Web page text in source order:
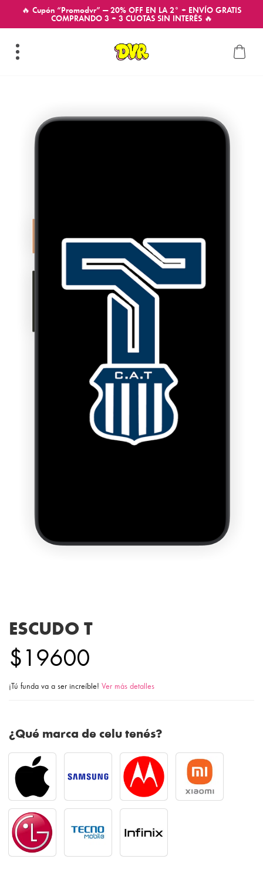
🔥 Cupón “Promodvr” — 20% OFF EN LA 2° + ENVÍO GRATIS
COMPRANDO 3 + 3 CUOTAS SIN INTERÉS 🔥
ESCUDO T
$19600
¡Tú funda va a ser increíble! Ver más detalles
¿Qué marca de celu tenés?